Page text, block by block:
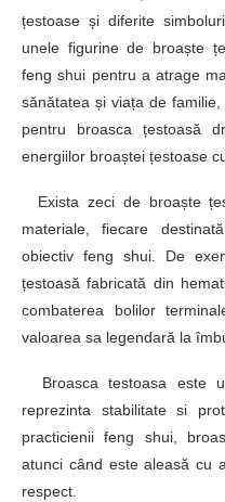
țestoase și diferite
unele figurine de broaște
feng shui pentru a atrage
sănătatea și viața de
pentru broasca țestoasă
energiilor broaștei țestoase
Exista zeci de broaște
materiale, fiecare
obiectiv feng shui. De
țestoasă fabricată din
combaterea bolilor
valoarea sa legendară la
Broasca testoasa este
reprezinta stabilitate si
practicienii feng shui,
atunci când este aleasă cu
respect.